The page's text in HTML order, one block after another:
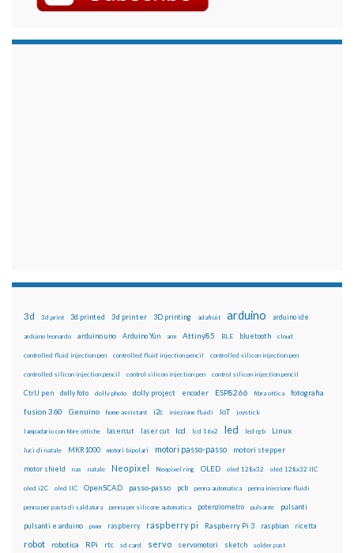
3d 3d print 3d printed 3d printer 3D printing adafruit arduino arduino ide
arduino leonardo arduino uno Arduino Yún arm Attiny85 BLE bluetooth cloud
controlled fluid injection pen controlled fluid injection pencil controlled silicon injection pen
controlled silicon injection pencil control silicon injection pen control silicon injection pencil
CtrlJ pen dolly foto dolly photo dolly project encoder ESP8266 fibra ottica fotografia
fusion 360 Genuino home assistant i2c iniezione fluidi IoT joystick
lampadario con fibre ottiche lasercut laser cut lcd lcd 16x2 led led rgb Linux
luci di natale MKR1000 motori bipolari motori passo-passo motori stepper
motor shield nas natale Neopixel Neopixel ring OLED oled 128x32 oled 128x32 IIC
oled i2C oled IIC OpenSCAD passo-passo pcb penna automatica penna iniezione fluidi
penna per pasta di saldatura penna per silicone automatica potenziometro pulsante pulsanti
pulsanti e arduino pwm raspberry raspberry pi Raspberry Pi 3 raspbian ricetta
robot robotica RPi rtc sd card servo servomotori sketch solder past